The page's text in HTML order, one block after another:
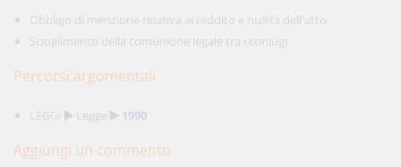
Obbligo di menzione relativa al reddito e nullità dell'atto
Scioglimento della comunione legale tra i coniugi
Percorsi argomentali
LEGGI Legge 1990
Aggiungi un commento